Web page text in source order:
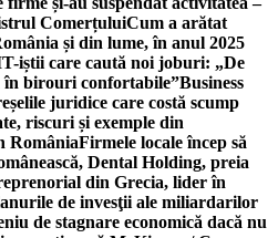
ComerțuluiCum a arătat
și din lume, în anul 2025
iștii care caută noi joburi: „De
în birouri confortabile”Business
juridice care costă scump
riscuri și exemple din
RomâniaFirmele locale încep să
Dental Holding, preia
din Grecia, lider în
de invesţii ale miliardarilor
de stagnare economică dacă nu